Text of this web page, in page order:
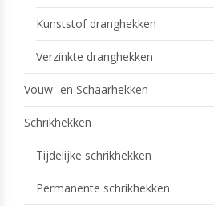
Kunststof dranghekken
Verzinkte dranghekken
Vouw- en Schaarhekken
Schrikhekken
Tijdelijke schrikhekken
Permanente schrikhekken